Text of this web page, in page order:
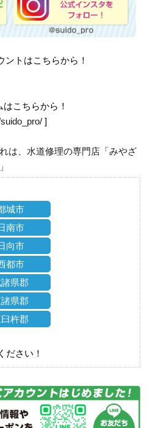
トはこちらから！
こちらから！
]
は、水道修理の専門店「みやざ
城市
南市
向市
都市
県郡
県郡
杵郡
ださい！